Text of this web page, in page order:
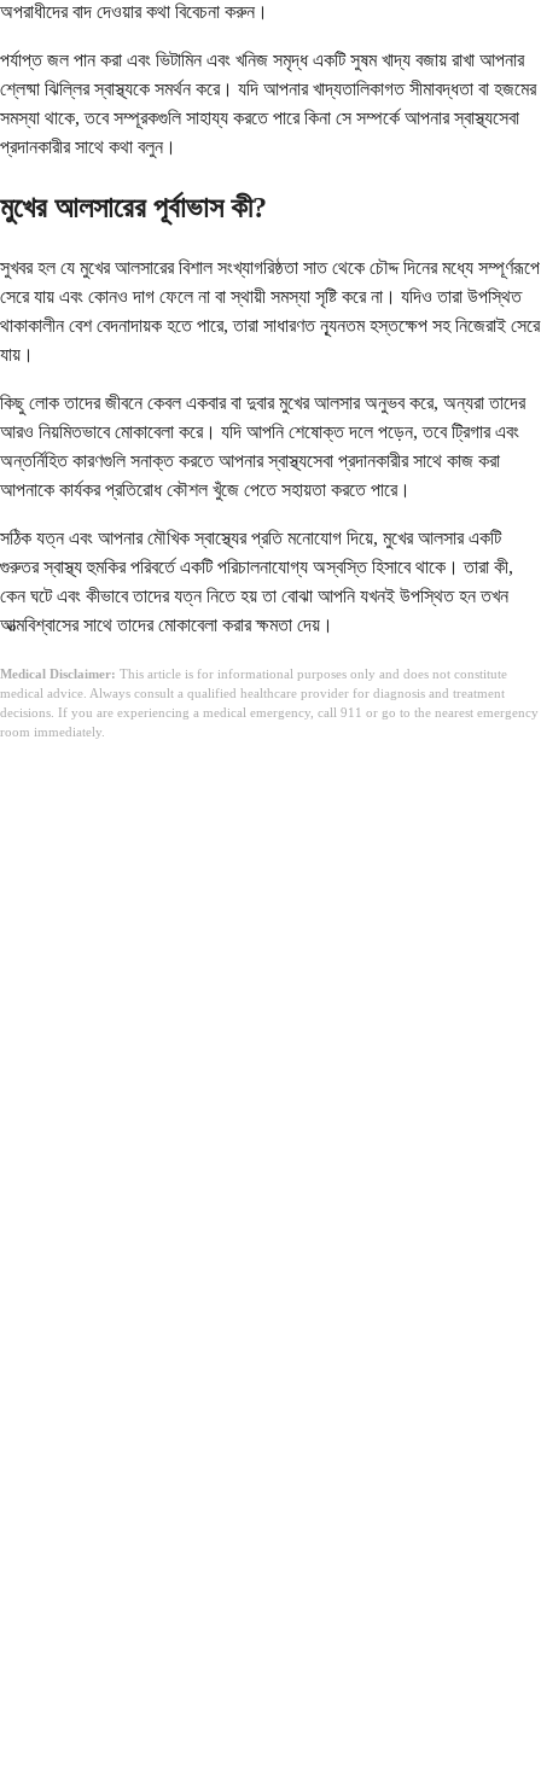
অপরাধীদের বাদ দেওয়ার কথা বিবেচনা করুন।
পর্যাপ্ত জল পান করা এবং ভিটামিন এবং খনিজ সমৃদ্ধ একটি সুষম খাদ্য বজায় রাখা আপনার
শ্লেষ্মা ঝিল্লির স্বাস্থ্যকে সমর্থন করে। যদি আপনার খাদ্যতালিকাগত সীমাবদ্ধতা বা হজমের
সমস্যা থাকে, তবে সম্পূরকগুলি সাহায্য করতে পারে কিনা সে সম্পর্কে আপনার স্বাস্থ্যসেবা
প্রদানকারীর সাথে কথা বলুন।
মুখের আলসারের পূর্বাভাস কী?
সুখবর হল যে মুখের আলসারের বিশাল সংখ্যাগরিষ্ঠতা সাত থেকে চৌদ্দ দিনের মধ্যে সম্পূর্ণরূপে
সেরে যায় এবং কোনও দাগ ফেলে না বা স্থায়ী সমস্যা সৃষ্টি করে না। যদিও তারা উপস্থিত
থাকাকালীন বেশ বেদনাদায়ক হতে পারে, তারা সাধারণত ন্যূনতম হস্তক্ষেপ সহ নিজেরাই সেরে
যায়।
কিছু লোক তাদের জীবনে কেবল একবার বা দুবার মুখের আলসার অনুভব করে, অন্যরা তাদের
আরও নিয়মিতভাবে মোকাবেলা করে। যদি আপনি শেষোক্ত দলে পড়েন, তবে ট্রিগার এবং
অন্তর্নিহিত কারণগুলি সনাক্ত করতে আপনার স্বাস্থ্যসেবা প্রদানকারীর সাথে কাজ করা
আপনাকে কার্যকর প্রতিরোধ কৌশল খুঁজে পেতে সহায়তা করতে পারে।
সঠিক যত্ন এবং আপনার মৌখিক স্বাস্থ্যের প্রতি মনোযোগ দিয়ে, মুখের আলসার একটি
গুরুতর স্বাস্থ্য হুমকির পরিবর্তে একটি পরিচালনাযোগ্য অস্বস্তি হিসাবে থাকে। তারা কী,
কেন ঘটে এবং কীভাবে তাদের যত্ন নিতে হয় তা বোঝা আপনি যখনই উপস্থিত হন তখন
আত্মবিশ্বাসের সাথে তাদের মোকাবেলা করার ক্ষমতা দেয়।
Medical Disclaimer: This article is for informational purposes only and does not constitute
medical advice. Always consult a qualified healthcare provider for diagnosis and treatment
decisions. If you are experiencing a medical emergency, call 911 or go to the nearest emergency
room immediately.